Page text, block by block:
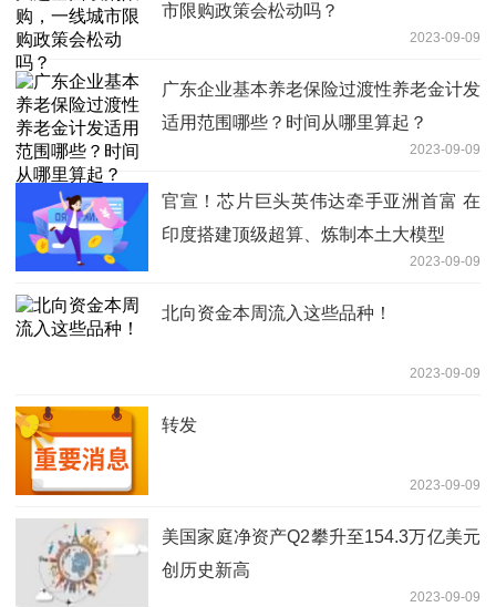
市限购政策会松动吗？
2023-09-09
广东企业基本养老保险过渡性养老金计发
适用范围哪些？时间从哪里算起？
2023-09-09
官宣！芯片巨头英伟达牵手亚洲首富 在
印度搭建顶级超算、炼制本土大模型
2023-09-09
北向资金本周流入这些品种！
2023-09-09
转发
2023-09-09
美国家庭净资产Q2攀升至154.3万亿美元
创历史新高
2023-09-09